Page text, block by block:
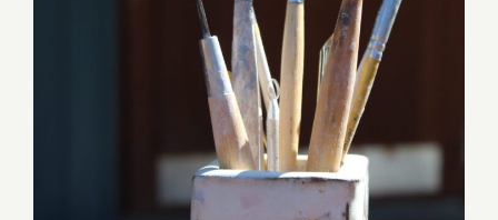
Vecchi valori, nuovi lavori